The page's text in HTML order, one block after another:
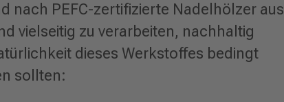
nach PEFC-zertifizierte Nadelhölzer aus
vielseitig zu verarbeiten, nachhaltig
dieses Werkstoffes bedingt
sollten: